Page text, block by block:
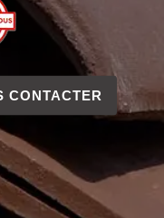
CONTACTER